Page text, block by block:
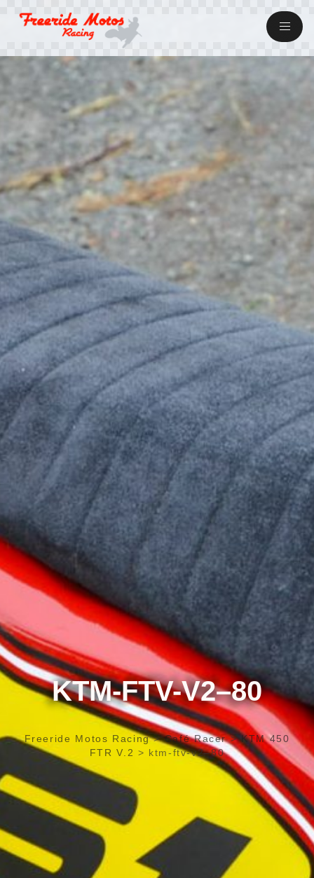
KTM-FTV-V2–80
Freeride Motos Racing>Café Racer>KTM 450
FTR V.2 > ktm-ftv-v2–80